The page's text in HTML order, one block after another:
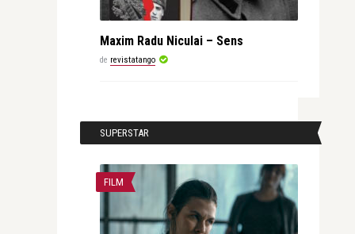
Maxim Radu Niculai – Sens
de revistatango
SUPERSTAR
FILM